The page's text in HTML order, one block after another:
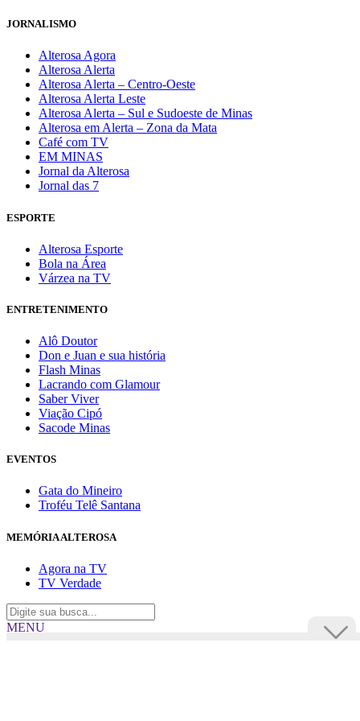
JORNALISMO
Alterosa Agora
Alterosa Alerta
Alterosa Alerta – Centro-Oeste
Alterosa Alerta Leste
Alterosa Alerta – Sul e Sudoeste de Minas
Alterosa em Alerta – Zona da Mata
Café com TV
EM MINAS
Jornal da Alterosa
Jornal das 7
ESPORTE
Alterosa Esporte
Bola na Área
Várzea na TV
ENTRETENIMENTO
Alô Doutor
Don e Juan e sua história
Flash Minas
Lacrando com Glamour
Saber Viver
Viação Cipó
Sacode Minas
EVENTOS
Gata do Mineiro
Troféu Telê Santana
MEMÓRIA ALTEROSA
Agora na TV
TV Verdade
MENU